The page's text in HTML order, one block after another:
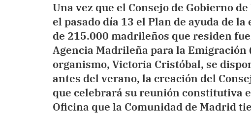
Una vez que el Consejo de Gobierno
el pasado día 13 el Plan de ayuda de
de 215.000 madrileños que residen
Agencia Madrileña para la Emigración
organismo, Victoria Cristóbal, se
antes del verano, la creación del
que celebrará su reunión constitutiva
Oficina que la Comunidad de Madrid